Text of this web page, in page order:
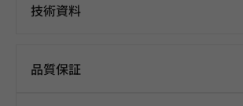
技術資料
品質保証